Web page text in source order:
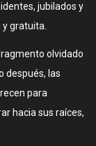
jubilados y
gratuita.
olvidado
después, las
para
hacia sus raíces,